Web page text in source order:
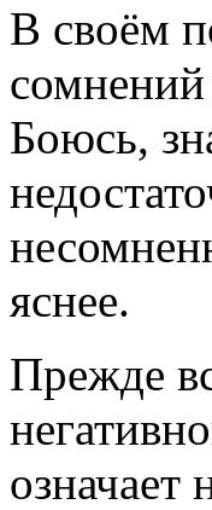
В своём
Боюсь,
яснее.
Прежде
означает